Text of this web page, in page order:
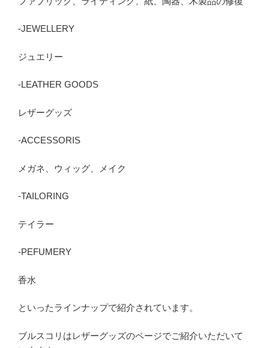
-JEWELLERY
ジュエリー
-LEATHER GOODS
レザーグッズ
-ACCESSORIS
メガネ、ウィッグ、メイク
-TAILORING
テイラー
-PEFUMERY
香水
といったラインナップで紹介されています。
ブルスコリはレザーグッズのページでご紹介いただいて